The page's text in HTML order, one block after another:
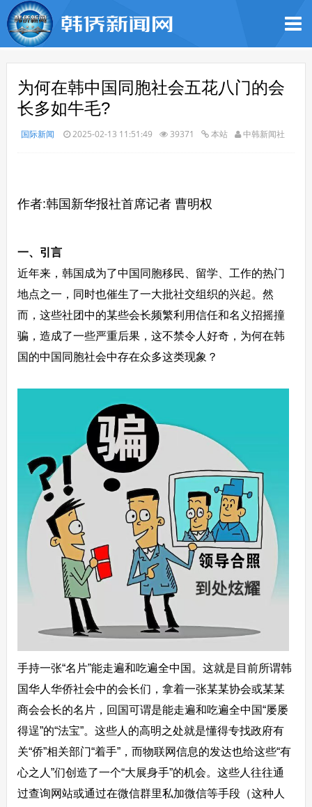
为何在韩中国同胞社会五花八门的会
长多如牛毛?
国际新闻 2025-02-13 11:51:49 39371 本站 中韩新闻社
作者:韩国新华报社首席记者 曹明权
一、引言
近年来，韩国成为了中国同胞移民、留学、工作的热门
地点之一，同时也催生了一大批社交组织的兴起。然
而，这些社团中的某些会长频繁利用信任和名义招摇撞
骗，造成了一些严重后果，这不禁令人好奇，为何在韩
国的中国同胞社会中存在众多这类现象？
手持一张“名片”能走遍和吃遍全中国。这就是目前所谓韩
国华人华侨社会中的会长们，拿着一张某某协会或某某
商会会长的名片，回国可谓是能走遍和吃遍全中国“屡屡
得逞”的“法宝”。这些人的高明之处就是懂得专找政府有
关“侨”相关部门“着手”，而物联网信息的发达也给这些“有
心之人”们创造了一个“大展身手”的机会。这些人往往通
过查询网站或通过在微信群里私加微信等手段（这种人